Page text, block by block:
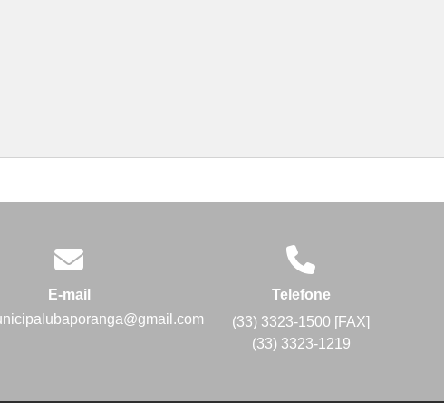
E-mail
Telefone
(33) 3323-1500 [FAX]
(33) 3323-1219